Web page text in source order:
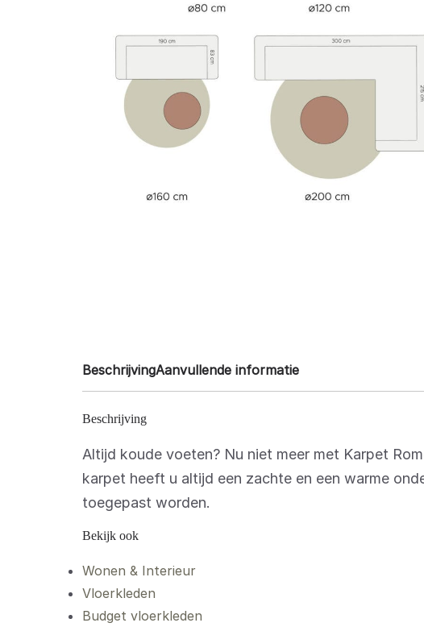
BeschrijvingAanvullende informatie
Beschrijving
Altijd koude voeten? Nu niet meer met Karpet
karpet heeft u altijd een zachte en een warme
toegepast worden.
Bekijk ook
Wonen & Interieur
Vloerkleden
Budget vloerkleden